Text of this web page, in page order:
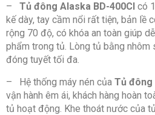
– Tủ đông Alaska BD-400CI có
kế dày, tay cầm nổi rất tiện, bản lề
rộng 70 độ, có khóa an toàn giúp
phẩm trong tủ. Lòng tủ bằng nhôm
đóng tuyết tối đa.
– Hệ thống máy nén của Tủ đông
vận hành êm ái, khách hàng hoàn
tủ hoạt động. Khe thoát nước của